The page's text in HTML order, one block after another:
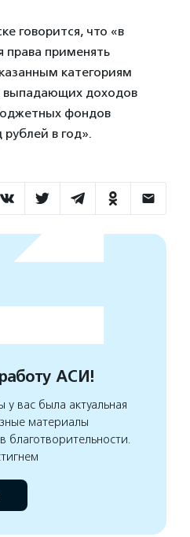
говорится, что «в
права применять
категориям
выпадающих доходов
фондов
в год».
АСИ!
вас была актуальная
материалы
благотворительности.